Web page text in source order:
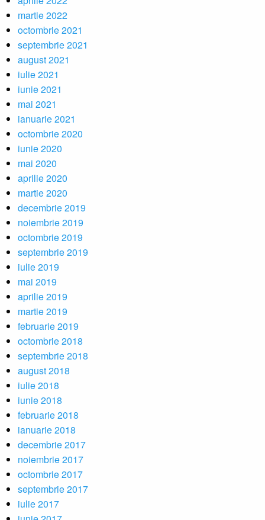
martie 2022
octombrie 2021
septembrie 2021
august 2021
iulie 2021
iunie 2021
mai 2021
ianuarie 2021
octombrie 2020
iunie 2020
mai 2020
aprilie 2020
martie 2020
decembrie 2019
noiembrie 2019
octombrie 2019
septembrie 2019
iulie 2019
mai 2019
aprilie 2019
martie 2019
februarie 2019
octombrie 2018
septembrie 2018
august 2018
iulie 2018
iunie 2018
februarie 2018
ianuarie 2018
decembrie 2017
noiembrie 2017
octombrie 2017
septembrie 2017
iulie 2017